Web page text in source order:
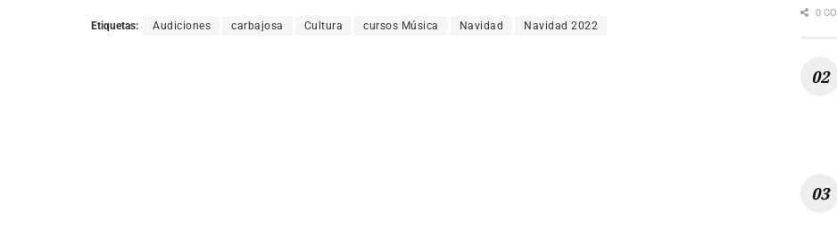
Etiquetas: Audiciones carbajosa Cultura cursos Música Navidad Navidad 2022
0